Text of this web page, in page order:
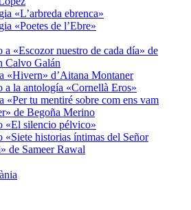
«L’arbreda ebrenca»
«Poetes de l’Ebre»
a «Escozor nuestro de cada día» de
Calvo Galán
«Hivern» d’Aitana Montaner
a la antología «Cornellà Eros»
«Per tu mentiré sobre com ens vam
de Begoña Merino
«El silencio pélvico»
«Siete historias íntimas del Señor
de Sameer Rawal